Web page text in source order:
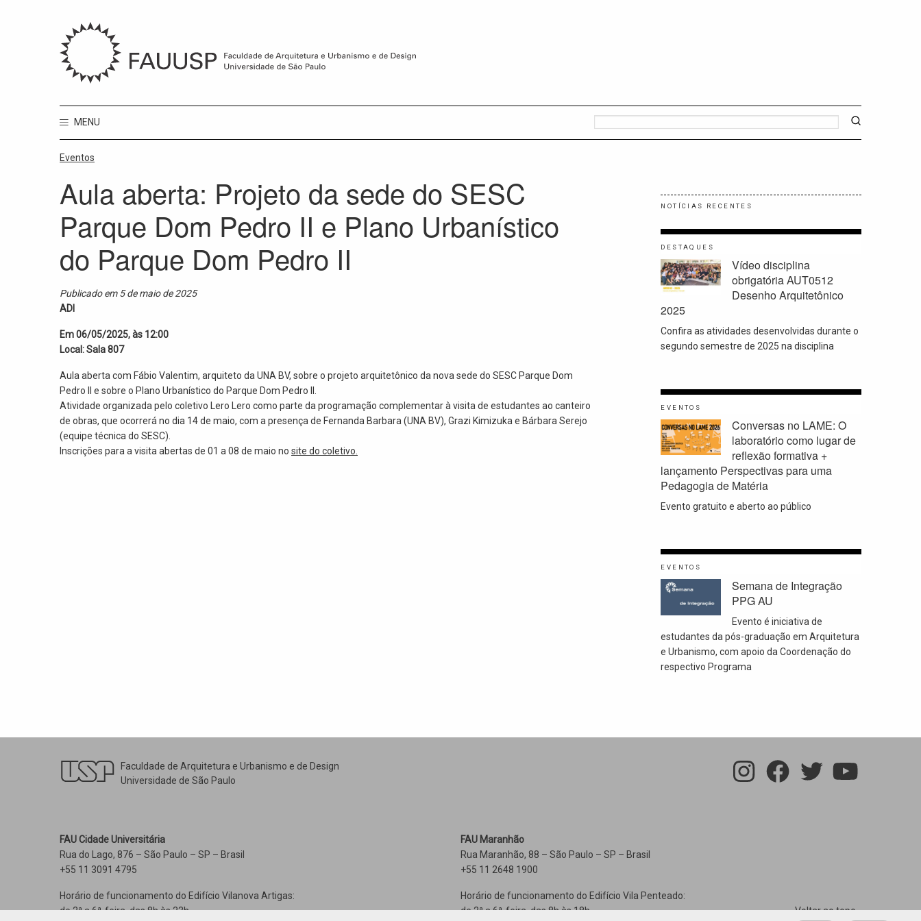
MENU
Eventos
Aula aberta: Projeto da sede do SESC
Parque Dom Pedro II e Plano Urbanístico
do Parque Dom Pedro II
Publicado em 5 de maio de 2025
ADI
Em 06/05/2025, às 12:00
Local: Sala 807
Aula aberta com Fábio Valentim, arquiteto da UNA BV, sobre o projeto arquitetônico da nova sede do SESC Parque Dom
Pedro II e sobre o Plano Urbanístico do Parque Dom Pedro II.
Atividade organizada pelo coletivo Lero Lero como parte da programação complementar à visita de estudantes ao canteiro
de obras, que ocorrerá no dia 14 de maio, com a presença de Fernanda Barbara (UNA BV), Grazi Kimizuka e Bárbara Serejo
(equipe técnica do SESC).
Inscrições para a visita abertas de 01 a 08 de maio no site do coletivo.
NOTÍCIAS RECENTES
DESTAQUES
Vídeo disciplina
obrigatória AUT0512
Desenho Arquitetônico
2025
Confira as atividades desenvolvidas durante o
segundo semestre de 2025 na disciplina
EVENTOS
Conversas no LAME: O
laboratório como lugar de
reflexão formativa +
lançamento Perspectivas para uma
Pedagogia de Matéria
Evento gratuito e aberto ao público
EVENTOS
Semana de Integração
PPG AU
Evento é iniciativa de
estudantes da pós-graduação em Arquitetura
e Urbanismo, com apoio da Coordenação do
respectivo Programa
Faculdade de Arquitetura e Urbanismo e de Design
Universidade de São Paulo
FAU Cidade Universitária
Rua do Lago, 876 – São Paulo – SP – Brasil
+55 11 3091 4795
Horário de funcionamento do Edifício Vilanova Artigas:
de 2ª a 6ª-feira, das 8h às 23h
FAU Maranhão
Rua Maranhão, 88 – São Paulo – SP – Brasil
+55 11 2648 1900
Horário de funcionamento do Edifício Vila Penteado:
de 2ª a 6ª-feira, das 8h às 18h
Voltar ao topo